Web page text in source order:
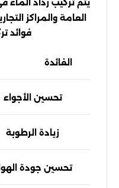
يتم تركيب رذاذ
العامة والمراكز
فوائد
الفائدة
تحسين الأجواء
زيادة الرطوبة
تحسين جودة